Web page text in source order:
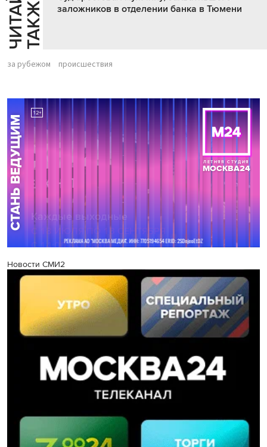
Й
Е
заложников в отделении банка в Тюмени
за рубежом происшествия
Новости СМИ2